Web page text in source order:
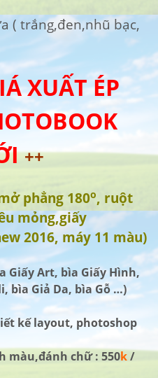
( trắng,đen,nhũ bạc,
XUẤT ÉP
++
phẳng 180o, ruột
mỏng,giấy
2016, máy 11 màu)
Giấy Art, bìa Giấy Hình,
bìa Giả Da, bìa Gỗ …)
kế layout, photoshop
màu,đánh chữ : 550k/